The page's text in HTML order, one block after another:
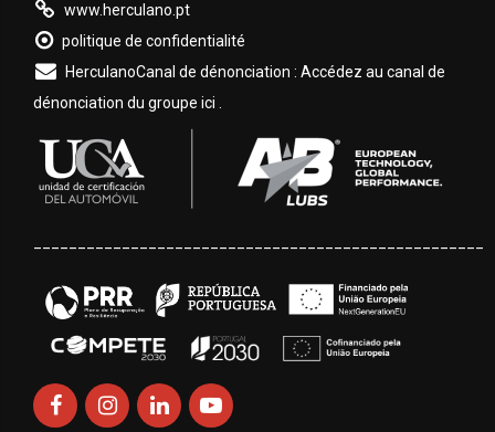
www.herculano.pt
politique de confidentialité
HerculanoCanal de dénonciation : Accédez au canal de
dénonciation du groupe ici .